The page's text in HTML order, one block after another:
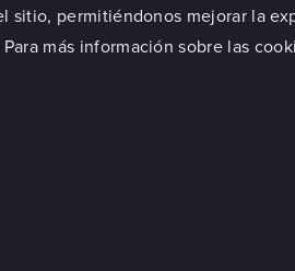
permitiéndonos mejorar la
más información sobre las